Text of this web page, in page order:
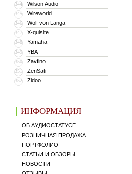
344 Wilson Audio
345 Wireworld
346 Wolf von Langa
347 X-quisite
348 Yamaha
349 YBA
350 Zavfino
351 ZenSati
352 Zidoo
ИНФОРМАЦИЯ
ОБ АУДИОСТАТУСЕ
РОЗНИЧНАЯ ПРОДАЖА
ПОРТФОЛИО
СТАТЬИ И ОБЗОРЫ
НОВОСТИ